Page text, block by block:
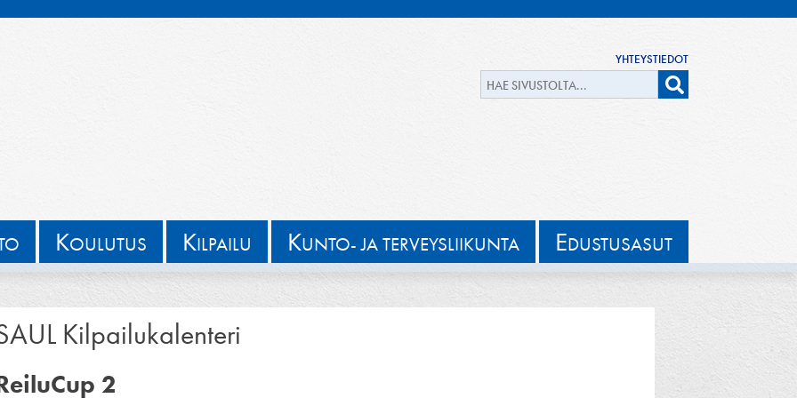
YHTEYSTIEDOT
KOULUTUS KILPAILU KUNTO- JA TERVEYSLIIKUNTA EDUSTUSASUT
Kilpailukalenteri
2